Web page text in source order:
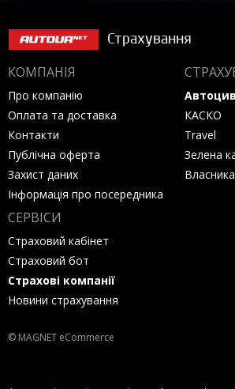
Страхування
КОМПАНІЯ
Про компанію
Оплата та доставка
Контакти
Публічна оферта
Захист даних
Інформація про посередника
КАСКО
Travel
Зелена
СЕРВІСИ
Страховий кабінет
Страховий бот
Страхові компанії
Новини страхування
© MAGNET eCommerce